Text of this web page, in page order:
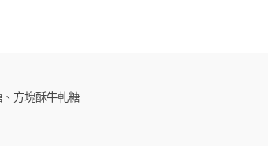
方塊酥牛軋糖